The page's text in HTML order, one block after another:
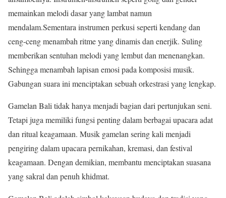
memainkan melodi dasar yang lambat namun
mendalam.Sementara instrumen perkusi seperti kendang dan
ceng-ceng menambah ritme yang dinamis dan enerjik. Suling
memberikan sentuhan melodi yang lembut dan menenangkan.
Sehingga menambah lapisan emosi pada komposisi musik.
Gabungan suara ini menciptakan sebuah orkestrasi yang lengkap.
Gamelan Bali tidak hanya menjadi bagian dari pertunjukan seni.
Tetapi juga memiliki fungsi penting dalam berbagai upacara adat
dan ritual keagamaan. Musik gamelan sering kali menjadi
pengiring dalam upacara pernikahan, kremasi, dan festival
keagamaan. Dengan demikian, membantu menciptakan suasana
yang sakral dan penuh khidmat.